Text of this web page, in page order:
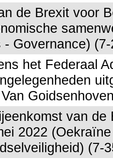
de Brexit voor
Governance)
het Federaal
van de
2022
(7-